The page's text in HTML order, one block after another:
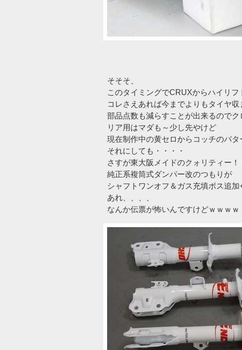
そそそ、
このタイミングでCRUXからハイリ
コレさえあれば今までよりもタイヤ収
部品点数も減らすことが出来るのでク
リア用はマダも～少し先やけど
現在制作中の黄セロからコッチのパタ
それにしても・・・・
さすが東大阪メイドのクォリティー！
純正系複筒式ダンパー改のつもりが
シャフトワンオフ＆ガス充填ボス追
あれ、、、、
なんか伝票が怖いんですけどｗｗｗｗ